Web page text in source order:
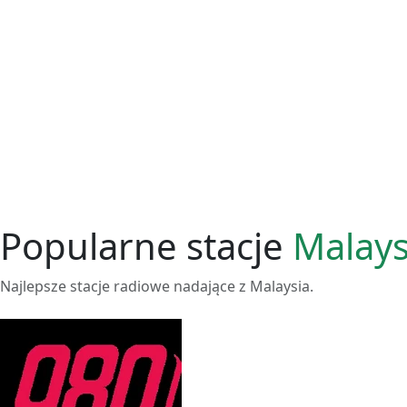
Popularne stacje
Najlepsze stacje radiowe nadające z Malaysia.